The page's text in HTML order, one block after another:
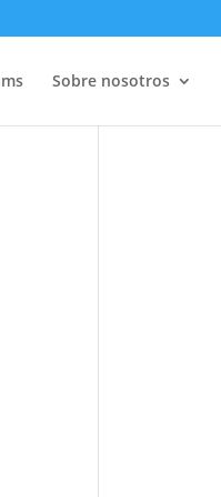
Sobre nosotros